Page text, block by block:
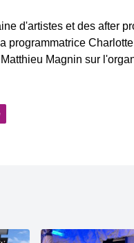
d'artistes et des after
programmatrice
Magnin sur